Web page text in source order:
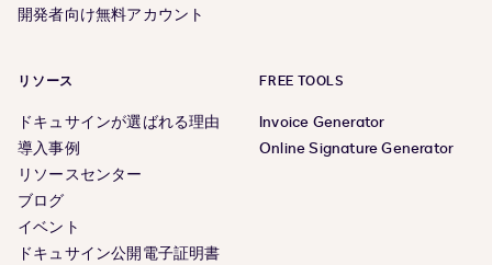
開発者向け無料アカウント
リソース
ドキュサインが選ばれる理由
導入事例
リソースセンター
ブログ
イベント
ドキュサイン公開電子証明書
FREE TOOLS
Invoice Generator
Online Signature Generator